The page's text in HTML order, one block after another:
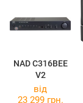
NAD C316BEE
V2
від
23 299 грн.